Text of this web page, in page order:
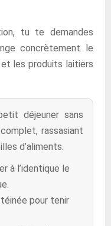
tu te demandes
concrètement le
les produits laitiers
déjeuner sans
rassasiant
d’aliments.
à l’identique le
pour tenir